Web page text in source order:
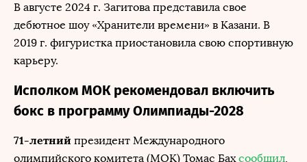
В августе 2024 г. Загитова представила свое
дебютное шоу «Хранители времени» в Казани. В
2019 г. фигуристка приостановила свою спортивную
карьеру.
Исполком МОК рекомендовал включить
бокс в программу Олимпиады-2028
71-летний президент Международного
олимпийского комитета (МОК) Томас Бахсообщил,